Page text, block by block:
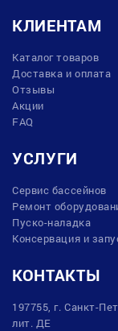
КЛИЕНТАМ
Каталог товаров
Доставка и оплата
Отзывы
Акции
FAQ
УСЛУГИ
Сервис бассейнов
Ремонт
Пуско-наладка
Консервация и
КОНТАКТЫ
197755, г. Санкт-
лит. ДЕ